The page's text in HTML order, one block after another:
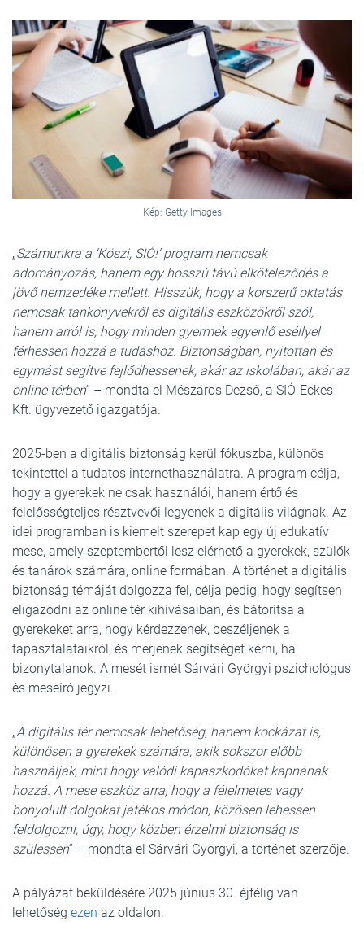
Kép: Getty Images
„Számunkra a ‘Köszi, SIÓ!’ program nemcsak
adományozás, hanem egy hosszú távú elköteleződés a
jövő nemzedéke mellett. Hisszük, hogy a korszerű oktatás
nemcsak tankönyvekről és digitális eszközökről szól,
hanem arról is, hogy minden gyermek egyenlő eséllyel
férhessen hozzá a tudáshoz. Biztonságban, nyitottan és
egymást segítve fejlődhessenek, akár az iskolában, akár az
online térben” – mondta el Mészáros Dezső, a SIÓ-Eckes
Kft. ügyvezető igazgatója.
2025-ben a digitális biztonság kerül fókuszba, különös
tekintettel a tudatos internethasználatra. A program célja,
hogy a gyerekek ne csak használói, hanem értő és
felelősségteljes résztvevői legyenek a digitális világnak. Az
idei programban is kiemelt szerepet kap egy új edukatív
mese, amely szeptembertől lesz elérhető a gyerekek, szülők
és tanárok számára, online formában. A történet a digitális
biztonság témáját dolgozza fel, célja pedig, hogy segítsen
eligazodni az online tér kihívásaiban, és bátorítsa a
gyerekeket arra, hogy kérdezzenek, beszéljenek a
tapasztalataikról, és merjenek segítséget kérni, ha
bizonytalanok. A mesét ismét Sárvári Györgyi pszichológus
és meseíró jegyzi.
„A digitális tér nemcsak lehetőség, hanem kockázat is,
különösen a gyerekek számára, akik sokszor előbb
használják, mint hogy valódi kapaszkodókat kapnának
hozzá. A mese eszköz arra, hogy a félelmetes vagy
bonyolult dolgokat játékos módon, közösen lehessen
feldolgozni, úgy, hogy közben érzelmi biztonság is
szülessen” – mondta el Sárvári Györgyi, a történet szerzője.
A pályázat beküldésére 2025 június 30. éjfélig van
lehetőség ezen az oldalon.